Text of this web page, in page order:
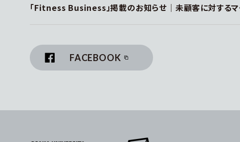
「Fitness Business」掲載のお知らせ｜未顧客に対する
FACEBOOK